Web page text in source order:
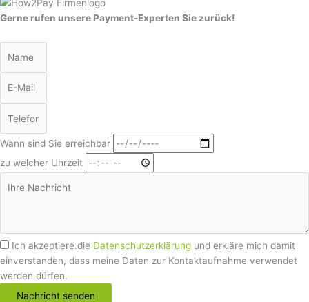
Gerne rufen unsere Payment-Experten Sie zurück!
Wann sind Sie erreichbar
zu welcher Uhrzeit
Ich akzeptiere.die Datenschutzerklärung und erkläre mich damit
einverstanden, dass meine Daten zur Kontaktaufnahme verwendet
werden dürfen.
Nachricht senden